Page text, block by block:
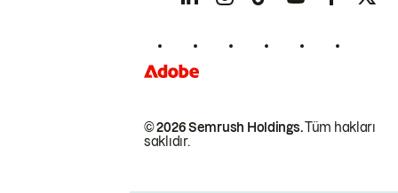
© 2026 Semrush Holdings.Tüm hakları
saklıdır.